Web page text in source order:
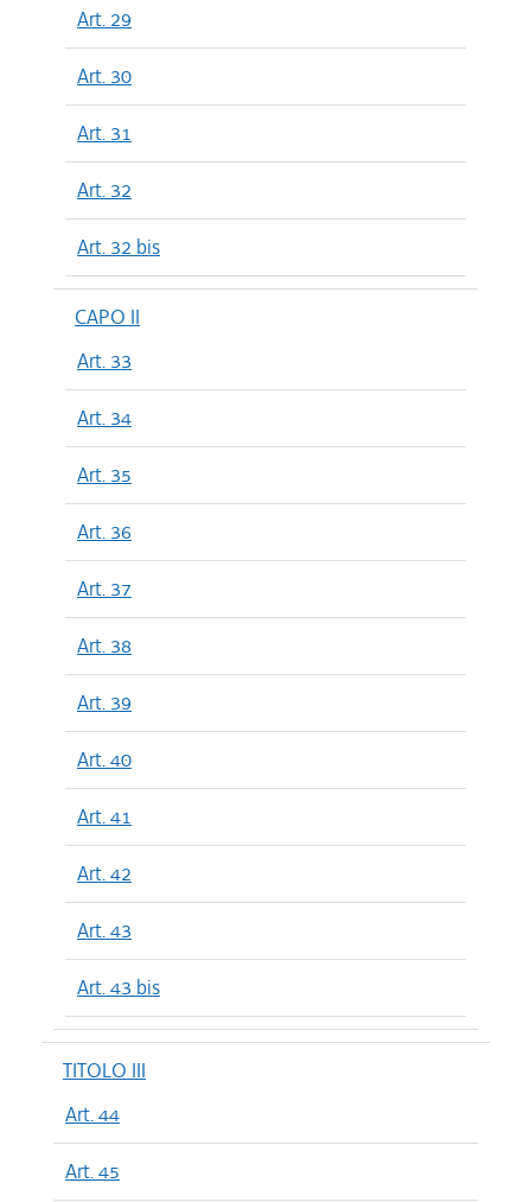
Art. 29
Art. 30
Art. 31
Art. 32
Art. 32 bis
CAPO II
Art. 33
Art. 34
Art. 35
Art. 36
Art. 37
Art. 38
Art. 39
Art. 40
Art. 41
Art. 42
Art. 43
Art. 43 bis
TITOLO III
Art. 44
Art. 45